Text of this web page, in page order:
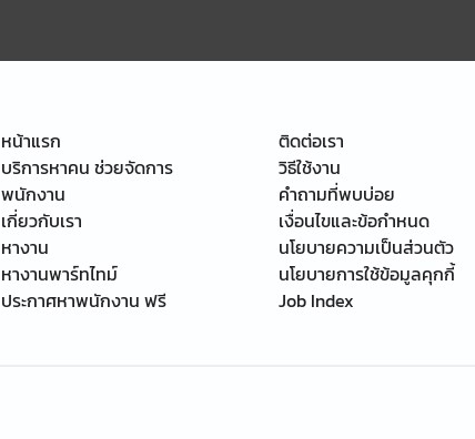
หน้าแรก
บริการหาคน ช่วยจัดการ
พนักงาน
เกี่ยวกับเรา
หางาน
หางานพาร์ทไทม์
ประกาศหาพนักงาน ฟรี
ติดต่อเรา
วิธีใช้งาน
คำถามที่พบบ่อย
เงื่อนไขและข้อกำหนด
นโยบายความเป็นส่วนตัว
นโยบายการใช้ข้อมูลคุกกี้
Job Index